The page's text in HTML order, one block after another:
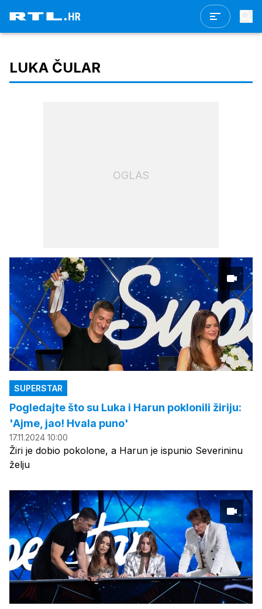
LUKA ČULAR
OGLAS
SUPERSTAR
Pogledajte što su Luka i Harun poklonili žiriju:
'Ajme, jao! Hvala puno'
17.11.2024 10:00
Žiri je dobio pokolone, a Harun je ispunio Severininu
želju